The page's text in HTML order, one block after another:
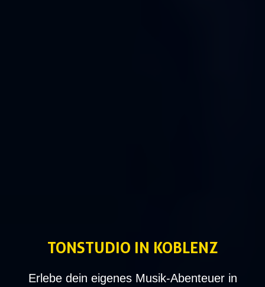
TONSTUDIO IN KOBLENZ
Erlebe dein eigenes Musik-Abenteuer in